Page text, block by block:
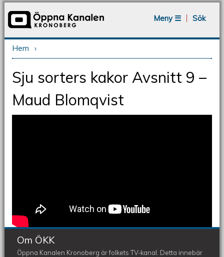
Meny ☰
Sök
Du är här
Hem ›
Sju sorters kakor Avsnitt 9 –
Maud Blomqvist
Om ÖKK
Öppna Kanalen Kronoberg är folkets TV-kanal. Detta innebär